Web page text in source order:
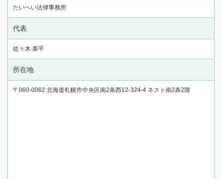
たいへい法律事務所
代表
佐々木 泰平
所在地
〒060-0062 北海道札幌市中央区南2条西12-324-4 ネスト南2条2階